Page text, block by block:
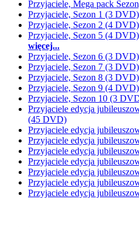
Przyjaciele, Mega pack
Przyjaciele, Sezon 1 (3 DVD)
Przyjaciele, Sezon 2 (4 DVD)
Przyjaciele, Sezon 5 (4 DVD)
więcej...
Przyjaciele, Sezon 6 (3 DVD)
Przyjaciele, Sezon 7 (3 DVD)
Przyjaciele, Sezon 8 (3 DVD)
Przyjaciele, Sezon 9 (4 DVD)
Przyjaciele, Sezon 10 (3
Przyjaciele edycja
(45 DVD)
Przyjaciele edycja
Przyjaciele edycja
Przyjaciele edycja
Przyjaciele edycja
Przyjaciele edycja
Przyjaciele edycja
Przyjaciele edycja